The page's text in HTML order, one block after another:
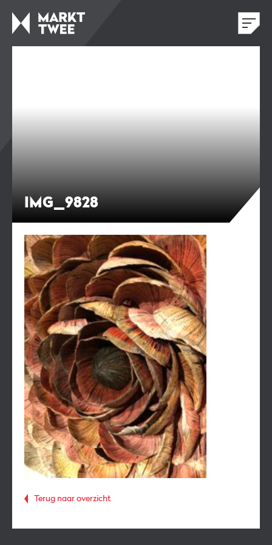
IMG_9828
Terug naar overzicht